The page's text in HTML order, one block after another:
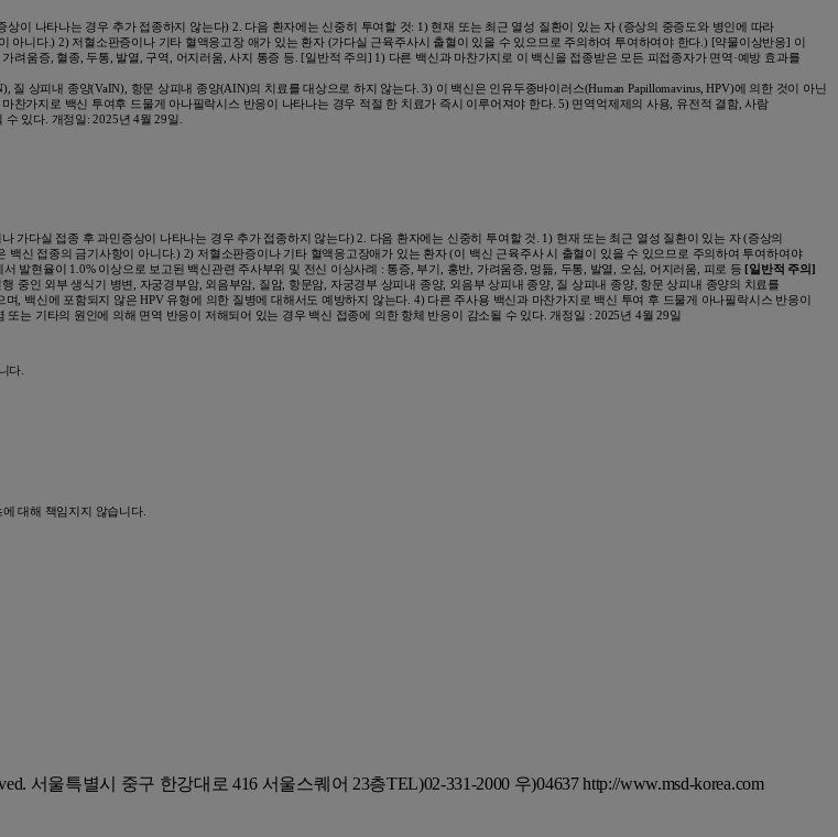
이 나타나는 경우 추가 접종하지 않는다) 2. 다음 환자에는 신중히 투여할 것: 1) 현재 또는 최근 열성 질환이 있는 자 (증상의 중증도와 병인에 따라
니다.) 2) 저혈소판증이나 기타 혈액응고장 애가 있는 환자 (가다실 근육주사시 출혈이 있을 수 있으므로 주의하여 투여하여야 한다.) [약물이상반응] 이
움증, 혈종, 두통, 발열, 구역, 어지러움, 사지 통증 등. [일반적 주의] 1) 다른 백신과 마찬가지로 이 백신을 접종받은 모든 피접종자가 면역·예방 효과를
상피내 종양(VaIN), 항문 상피내 종양(AIN)의 치료를 대상으로 하지 않는다. 3) 이 백신은 인유두종바이러스(Human Papillomavirus, HPV)에 의한 것이 아닌
가지로 백신 투여후 드물게 아나필락시스 반응이 나타나는 경우 적절 한 치료가 즉시 이루어져야 한다. 5) 면역억제제의 사용, 유전적 결함, 사람
있다. 개정일: 2025년 4월 29일.
가다실 접종 후 과민증상이 나타나는 경우 추가 접종하지 않는다) 2. 다음 환자에는 신중히 투여할 것. 1) 현재 또는 최근 열성 질환이 있는 자 (증상의
신 접종의 금기사항이 아니다.) 2) 저혈소판증이나 기타 혈액응고장애가 있는 환자 (이 백신 근육주사 시 출혈이 있을 수 있으므로 주의하여 투여하여야
발현율이 1.0% 이상으로 보고된 백신관련 주사부위 및 전신 이상사례 : 통증, 부기, 홍반, 가려움증, 멍듦, 두통, 발열, 오심, 어지러움, 피로 등[일반적 주의]
중인 외부 생식기 병변, 자궁경부암, 외음부암, 질암, 항문암, 자궁경부 상피내 종양, 외음부 상피내 종양, 질 상피내 종양, 항문 상피내 종양의 치료를
, 백신에 포함되지 않은 HPV 유형에 의한 질병에 대해서도 예방하지 않는다. 4) 다른 주사용 백신과 마찬가지로 백신 투여 후 드물게 아나필락시스 반응이
는 기타의 원인에 의해 면역 반응이 저해되어 있는 경우 백신 접종에 의한 항체 반응이 감소될 수 있다. 개정일 : 2025년 4월 29일
다.
대해 책임지지 않습니다.
서울특별시 중구 한강대로 416 서울스퀘어 23층TEL)02-331-2000 우)04637 http://www.msd-korea.com